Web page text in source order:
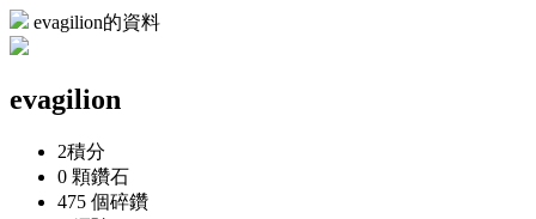
evagilion的資料
evagilion
2積分
0 顆鑽石
475 個碎鑽